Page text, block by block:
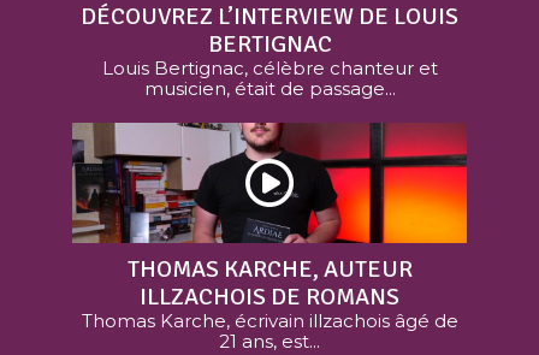
DÉCOUVREZ L’INTERVIEW DE LOUIS
BERTIGNAC
Louis Bertignac, célèbre chanteur et
musicien, était de passage...
THOMAS KARCHE, AUTEUR
ILLZACHOIS DE ROMANS
Thomas Karche, écrivain illzachois âgé de
21 ans, est...